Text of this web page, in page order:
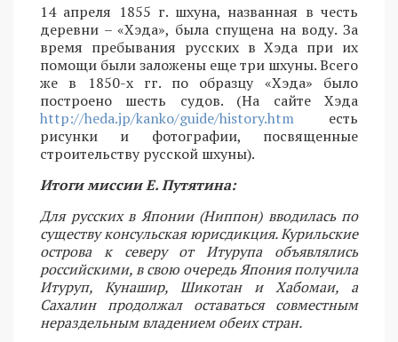
14 апреля 1855 г. шхуна, названная в честь
деревни – «Хэда», была спущена на воду. За
время пребывания русских в Хэда при их
помощи были заложены еще три шхуны. Всего
же в 1850-х гг. по образцу «Хэда» было
построено шесть судов. (На сайте Хэда
http://heda.jp/kanko/guide/history.htm есть
рисунки и фотографии, посвященные
строительству русской шхуны).
Итоги миссии Е. Путятина:
Для русских в Японии (Ниппон) вводилась по
существу консульская юрисдикция. Курильские
острова к северу от Итурупа объявлялись
российскими, в свою очередь Япония получила
Итуруп, Кунашир, Шикотан и Хабомаи, а
Сахалин продолжал оставаться совместным
нераздельным владением обеих стран.